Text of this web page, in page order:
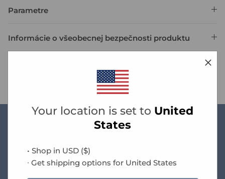
Your location is set to United
States
• Shop in USD($)
∙ Get shipping options for United States
Parametre
Informácie o všeobecnej bezpečnosti produktu